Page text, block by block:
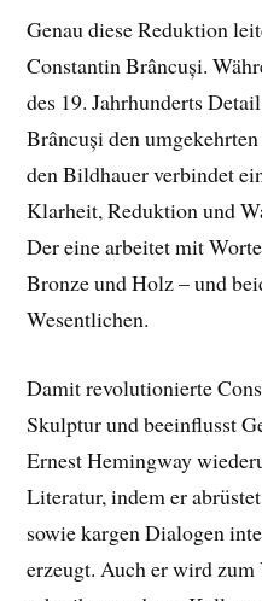
Genau diese Reduktion
Constantin Brâncuși.
des 19. Jahrhunderts
Brâncuși den
den Bildhauer verbindet
Klarheit, Reduktion und
Der eine arbeitet mit
Bronze und Holz – und
Wesentlichen.
Damit revolutionierte
Skulptur und beeinflusst
Ernest Hemingway
Literatur, indem er
sowie kargen Dialogen
erzeugt. Auch er wird